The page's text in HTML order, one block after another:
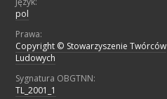
pol
Prawa:
Copyright © Stowarzyszenie Twórców
Ludowych
Sygnatura OBGTNN:
TL_2001_1